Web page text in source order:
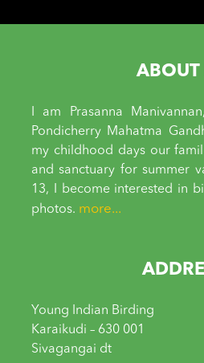
ABOUT
I am Prasanna
Pondicherry Mahatma
my childhood days our
and sanctuary for summer
13, I become interested in
photos. more...
Young Indian Birding
Karaikudi – 630 001
Sivagangai dt